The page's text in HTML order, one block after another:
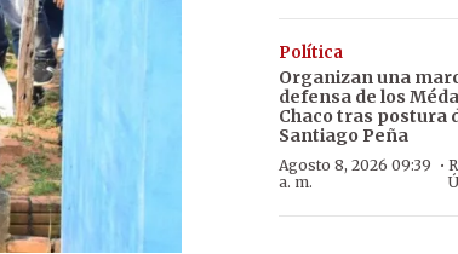
Política
Organizan una
defensa de los
Chaco tras postura
Santiago Peña
Agosto 8, 2026 09:39
a. m.
·